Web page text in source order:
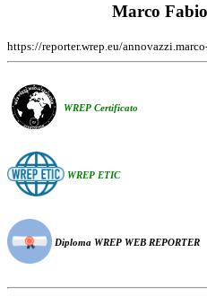
Marco
https://reporter.wrep.eu/
WREP Certificato
WREP ETIC
Diploma WREP WEB REPORTER